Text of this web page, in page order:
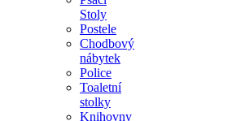
Stoly
Postele
Chodbový
nábytek
Police
Toaletní
stolky
Knihovny